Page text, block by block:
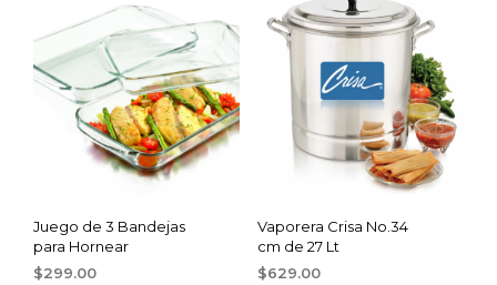
Juego de 3 Bandejas
para Hornear
$299.00
Vaporera Crisa No.34
cm de 27 Lt
$629.00